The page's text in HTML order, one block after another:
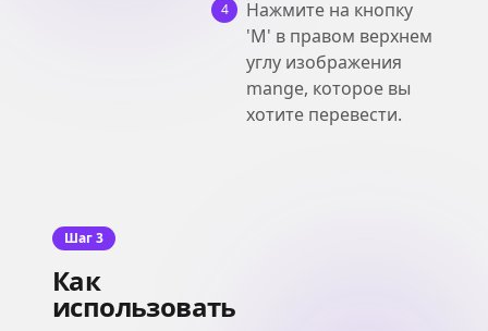
4
Нажмите на кнопку
'M' в правом верхнем
углу изображения
mange, которое вы
хотите перевести.
Шаг 3
Как
использовать